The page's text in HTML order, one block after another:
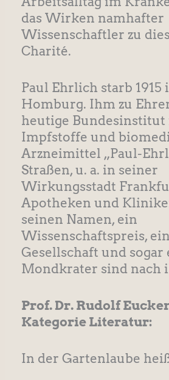
das Wirken namhafter
Wissenschaftler zu
Charité.
Paul Ehrlich starb 1915
Homburg. Ihm zu
heutige
Impfstoffe und
Arzneimittel „Paul-
Straßen, u. a. in seiner
Wirkungsstadt
Apotheken und
seinen Namen, ein
Wissenschaftspreis,
Gesellschaft und sogar
Mondkrater sind nach
Prof. Dr. Rudolf
Kategorie Literatur:
In der Gartenlaube